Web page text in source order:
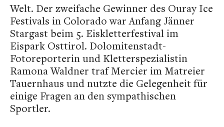
Welt. Der zweifache Gewinner des Ouray Ice
Festivals in Colorado war Anfang Jänner
Stargast beim 5. Eiskletterfestival im
Eispark Osttirol. Dolomitenstadt-
Fotoreporterin und Kletterspezialistin
Ramona Waldner traf Mercier im Matreier
Tauernhaus und nutzte die Gelegenheit für
einige Fragen an den sympathischen
Sportler.